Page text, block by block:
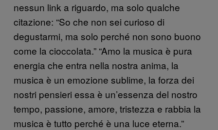
nessun link a riguardo, ma solo qualche
citazione: “So che non sei curioso di
degustarmi, ma solo perché non sono buono
come la cioccolata.” “Amo la musica è pura
energia che entra nella nostra anima, la
musica è un emozione sublime, la forza dei
nostri pensieri essa è un’essenza del nostro
tempo, passione, amore, tristezza e rabbia la
musica è tutto perché è una luce eterna.”